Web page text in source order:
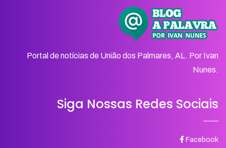
Portal de notícias de União dos Palmares, AL. Por Ivan
Nunes.
Siga Nossas Redes Sociais
Facebook